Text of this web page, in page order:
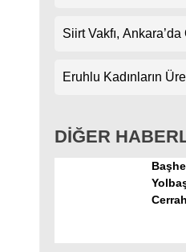
Siirt Vakfı,
Eruhlu Kadınların
DİĞER